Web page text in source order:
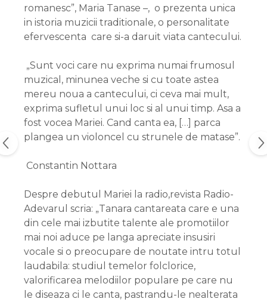
romanesc”, Maria Tanase –, o prezenta unica
in istoria muzicii traditionale, o personalitate
efervescenta care si-a daruit viata cantecului.
„Sunt voci care nu exprima numai frumosul
muzical, minunea veche si cu toate astea
mereu noua a cantecului, ci ceva mai mult,
exprima sufletul unui loc si al unui timp. Asa a
fost vocea Mariei. Cand canta ea, […] parca
plangea un violoncel cu strunele de matase”.
Constantin Nottara
Despre debutul Mariei la radio,revista Radio-
Adevarul scria: „Tanara cantareata care e una
din cele mai izbutite talente ale promotiilor
mai noi aduce pe langa apreciate insusiri
vocale si o preocupare de noutate intru totul
laudabila: studiul temelor folclorice,
valorificarea melodiilor populare pe care nu
le diseaza ci le canta, pastrandu-le nealterata